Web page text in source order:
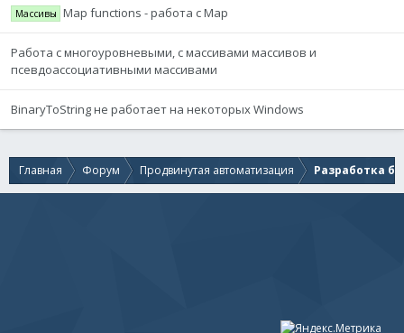
Массивы Map functions - работа с Map
Работа с многоуровневыми, с массивами массивов и
псевдоассоциативными массивами
BinaryToString не работает на некоторых Windows
Главная Форум Продвинутая автоматизация Разработка